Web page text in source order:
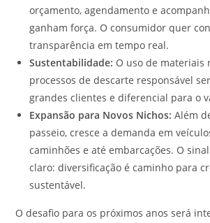
orçamento, agendamento e
ganham força. O consumidor quer
transparência em tempo real.
Sustentabilidade: O uso de materiais
processos de descarte responsável
grandes clientes e diferencial para o
Expansão para Novos Nichos: Além
passeio, cresce a demanda em
caminhões e até embarcações. O
claro: diversificação é caminho para
sustentável.
O desafio para os próximos anos será